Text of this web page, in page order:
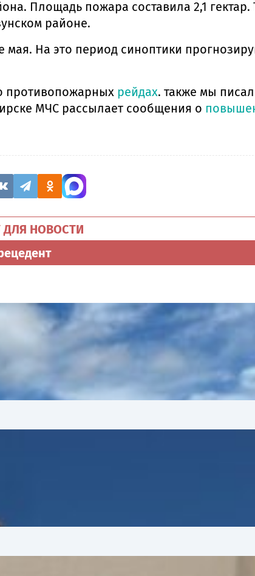
Площадь пожара составила 2,1
районе.
На это период синоптики
противопожарных рейдах. также мы
МЧС рассылает сообщения о
ДЛЯ НОВОСТИ